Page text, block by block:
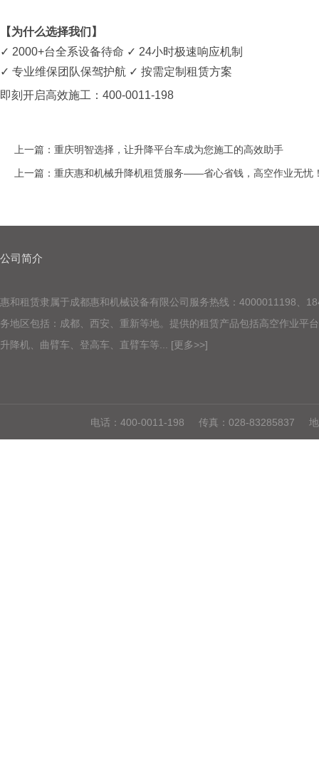
【为什么选择我们】
✓ 2000+台全系设备待命 ✓ 24小时极速响应机制
✓ 专业维保团队保驾护航 ✓ 按需定制租赁方案
即刻开启高效施工：400-0011-198
上一篇： 重庆明智选择，让升降平台车成为您施工的高效助手
上一篇： 重庆惠和机械升降机租赁服务——省心省钱，高空作业无忧
公司简介
惠和租赁隶属于成都惠和机械设备有限公司服务热线：4000011198
务地区包括 ：成都、西安、重新等地。 提供的租赁产品包括高空作业平
升降机、曲臂车、登高车、直臂车等... [更多>>]
电话：400-0011-198 传真：028-83285837 地